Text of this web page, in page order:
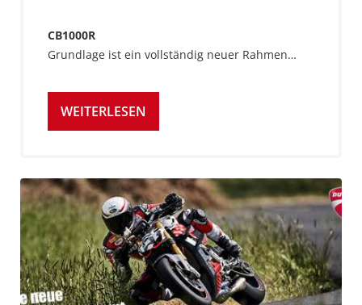
CB1000R
Grundlage ist ein vollständig neuer Rahmen…
WEITERLESEN